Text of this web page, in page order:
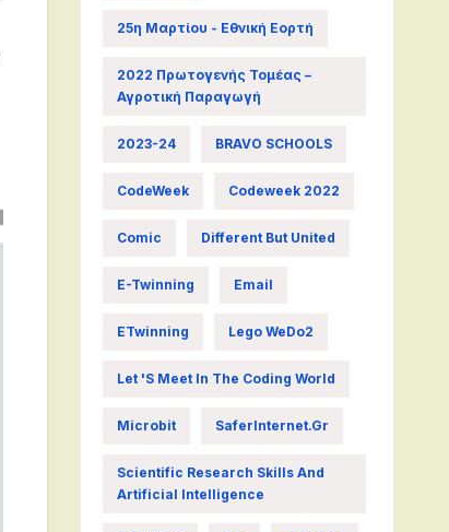
25η Μαρτίου - Εθνική Εορτή
2022 Πρωτογενής Τομέας –
Αγροτική Παραγωγή
2023-24 BRAVO SCHOOLS
CodeWeek Codeweek 2022
Comic Different But United
E-Twinning Email
ETwinning Lego WeDo2
Let 's Meet In The Coding World
Microbit SaferInternet.gr
Scientific Research Skills And
Artificial Intelligence